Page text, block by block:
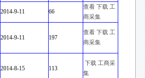
2014-9-11 66
查看 下载 工
商采集
2014-9-11 197
查看 下载 工
商采集
2014-8-15 113
下载 工商采
集